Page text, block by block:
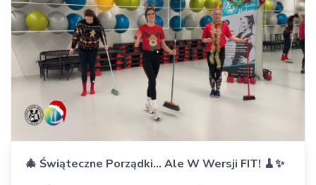
🎄 Świąteczne Porządki… Ale W Wersji FIT! 🧹✨